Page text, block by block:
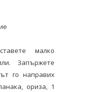
малко
Запържете
го направих
ориза, 1